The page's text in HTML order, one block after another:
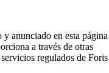
anunciado en esta página
a través de otras
regulados de Foris